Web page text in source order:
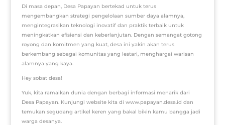
Di masa depan, Desa Papayan bertekad untuk terus
mengembangkan strategi pengelolaan sumber daya alamnya,
mengintegrasikan teknologi inovatif dan praktik terbaik untuk
meningkatkan efisiensi dan keberlanjutan. Dengan semangat gotong
royong dan komitmen yang kuat, desa ini yakin akan terus
berkembang sebagai komunitas yang lestari, menghargai warisan
alamnya yang kaya.
Hey sobat desa!
Yuk, kita ramaikan dunia dengan berbagi informasi menarik dari
Desa Papayan. Kunjungi website kita di www.papayan.desa.id dan
temukan segudang artikel keren yang bakal bikin kamu bangga jadi
warga desanya.